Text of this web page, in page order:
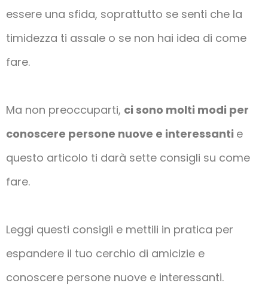
essere una sfida, soprattutto se senti che la
timidezza ti assale o se non hai idea di come
fare.
Ma non preoccuparti, ci sono molti modi per
conoscere persone nuove e interessanti e
questo articolo ti darà sette consigli su come
fare.
Leggi questi consigli e mettili in pratica per
espandere il tuo cerchio di amicizie e
conoscere persone nuove e interessanti.